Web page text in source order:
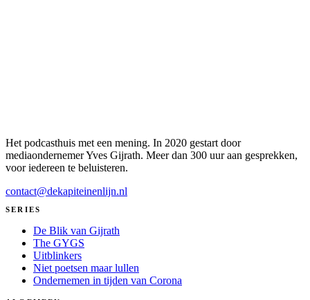
Het podcasthuis met een mening. In 2020 gestart door
mediaondernemer Yves Gijrath. Meer dan 300 uur aan gesprekken,
voor iedereen te beluisteren.
contact@dekapiteinenlijn.nl
SERIES
De Blik van Gijrath
The GYGS
Uitblinkers
Niet poetsen maar lullen
Ondernemen in tijden van Corona